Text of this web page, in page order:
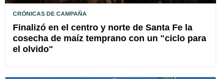
CRÓNICAS DE CAMPAÑA
Finalizó en el centro y norte de Santa Fe la
cosecha de maíz temprano con un "ciclo para
el olvido"